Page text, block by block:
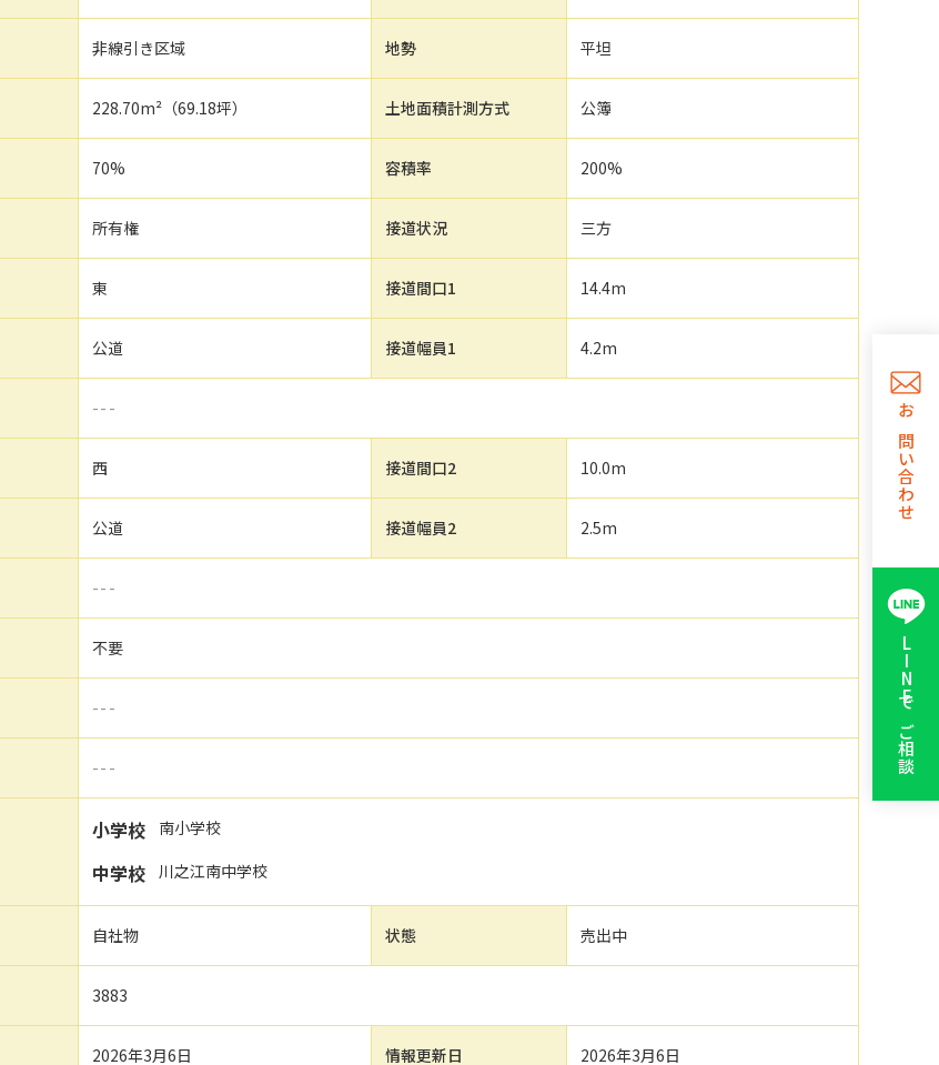
非線引き区域 地勢 平坦
228.70m² （69.18坪） 土地面積計測方式 公簿
70% 容積率 200%
所有権 接道状況 三方
東 接道間口1 14.4m
公道 接道幅員1 4.2m
---
西 接道間口2 10.0m
公道 接道幅員2 2.5m
---
不要
---
---
小学校 南小学校
中学校 川之江南中学校
自社物 状態 売出中
3883
2026年3月6日 情報更新日 2026年3月6日
お問い合わせ
LINEでご相談